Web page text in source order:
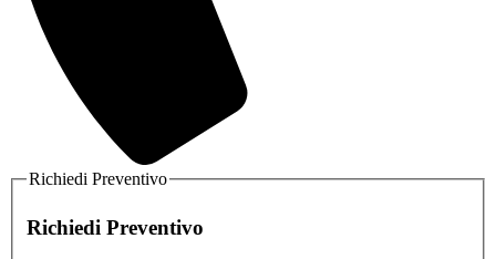
Richiedi Preventivo
Richiedi Preventivo